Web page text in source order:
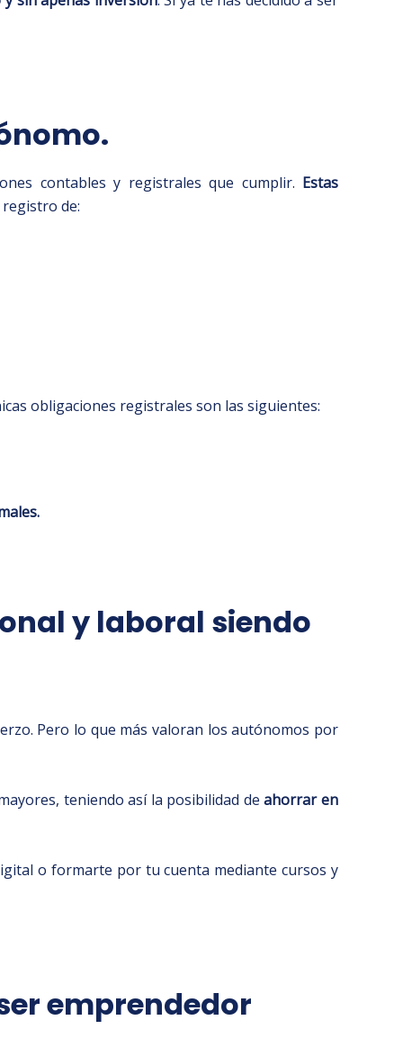
contables y registrales que cumplir. Estas
de:
obligaciones registrales son las siguientes:
y laboral siendo
Pero lo que más valoran los autónomos por
teniendo así la posibilidad deahorrar en
o formarte por tu cuenta mediante cursos y
emprendedor